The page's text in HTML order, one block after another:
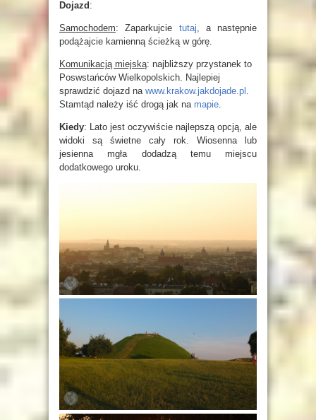
Dojazd :
Samochodem: Zaparkujcie tutaj, a następnie
podążajcie kamienną ścieżką w górę.
Komunikacją miejską: najbliższy przystanek to
Poswstańców Wielkopolskich. Najlepiej
sprawdzić dojazd na www.krakow.jakdojade.pl .
Stamtąd należy iść drogą jak na mapie.
Kiedy: Lato jest oczywiście najlepszą opcją, ale
widoki są świetne cały rok. Wiosenna lub
jesienna mgła dodadzą temu miejscu
dodatkowego uroku.